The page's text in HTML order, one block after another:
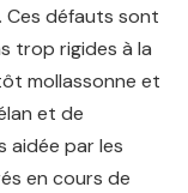
Ces défauts sont
trop rigides à la
mollassonne et
et de
aidée par les
en cours de